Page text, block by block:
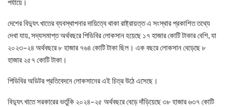
পর্যায়ে।
দেশের বিদ্যুৎ খাতের ব্যবস্থাপনার দায়িত্বে থাকা রাষ্ট্রায়ত্ত এ সংস্থার প্রকাশিত তথ্যে
দেখা যায়, সদ্যসমাপ্ত অর্থবছরে পিডিবির লোকসান হয়েছে ১৭ হাজার কোটি টাকার বেশি, যা
২০২৩–২৪ অর্থবছরে ৮ হাজার ৭৬৪ কোটি টাকা ছিল। এক বছরে লোকসান বেড়েছে ৮
হাজার ২৫৭ কোটি টাকা।
পিডিবির অডিটর প্রতিবেদনে লোকসানের এই চিত্র উঠে এসেছে।
বিদ্যুৎ খাতে সরকারের ভর্তুকি ২০২৪–২৫ অর্থবছরে বেড়ে দাঁড়িয়েছে ৩৮ হাজার ৬৩৭ কোটি